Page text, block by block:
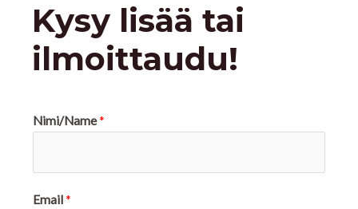
Kysy lisää tai
ilmoittaudu!
Nimi/Name*
Email*